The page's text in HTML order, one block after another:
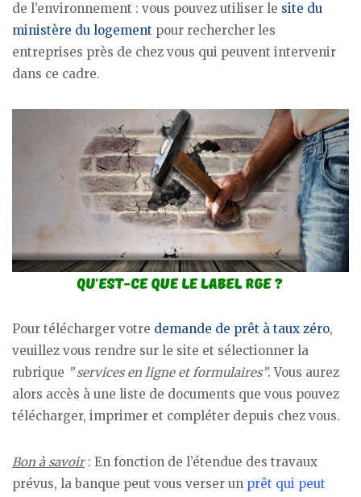
de l’environnement : vous pouvez utiliser le site du
ministère du logement pour rechercher les
entreprises près de chez vous qui peuvent intervenir
dans ce cadre.
Pour télécharger votre demande de prêt à taux zéro,
veuillez vous rendre sur le site et sélectionner la
rubrique ” services en ligne et formulaires”. Vous aurez
alors accès à une liste de documents que vous pouvez
télécharger, imprimer et compléter depuis chez vous.
Bon à savoir: En fonction de l’étendue des travaux
prévus, la banque peut vous verser un prêt qui peut